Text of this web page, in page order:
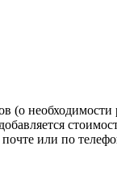
(о
или по